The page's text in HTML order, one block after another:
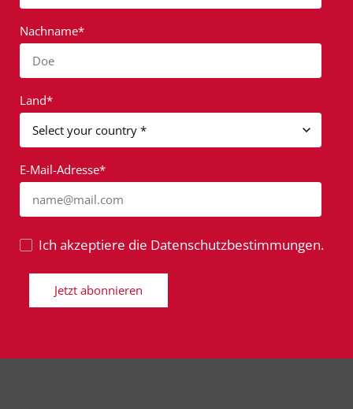
Nachname*
Doe
Land*
E-Mail-Adresse*
name@mail.com
Ich akzeptiere die Datenschutzbestimmungen.
Jetzt abonnieren